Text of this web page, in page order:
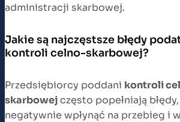
administracji skarbowej.
Jakie są najczęstsze błędy
kontroli celno-skarbowej?
Przedsiębiorcy poddani kontroli
skarbowejczęsto popełniają
negatywnie wpłynąć na przebieg i